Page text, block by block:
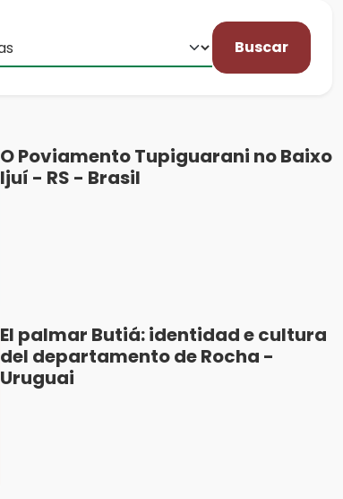
Buscar
O Poviamento Tupiguarani no Baixo
Ijuí - RS - Brasil
El palmar Butiá: identidad e cultura
del departamento de Rocha -
Uruguai